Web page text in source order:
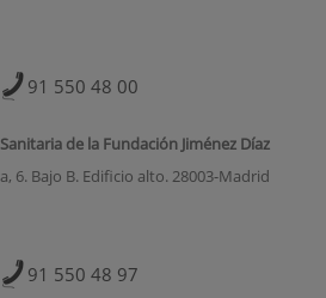
91 550 48 00
de la Fundación Jiménez Díaz
6. Bajo B. Edificio alto. 28003-Madrid
91 550 48 97